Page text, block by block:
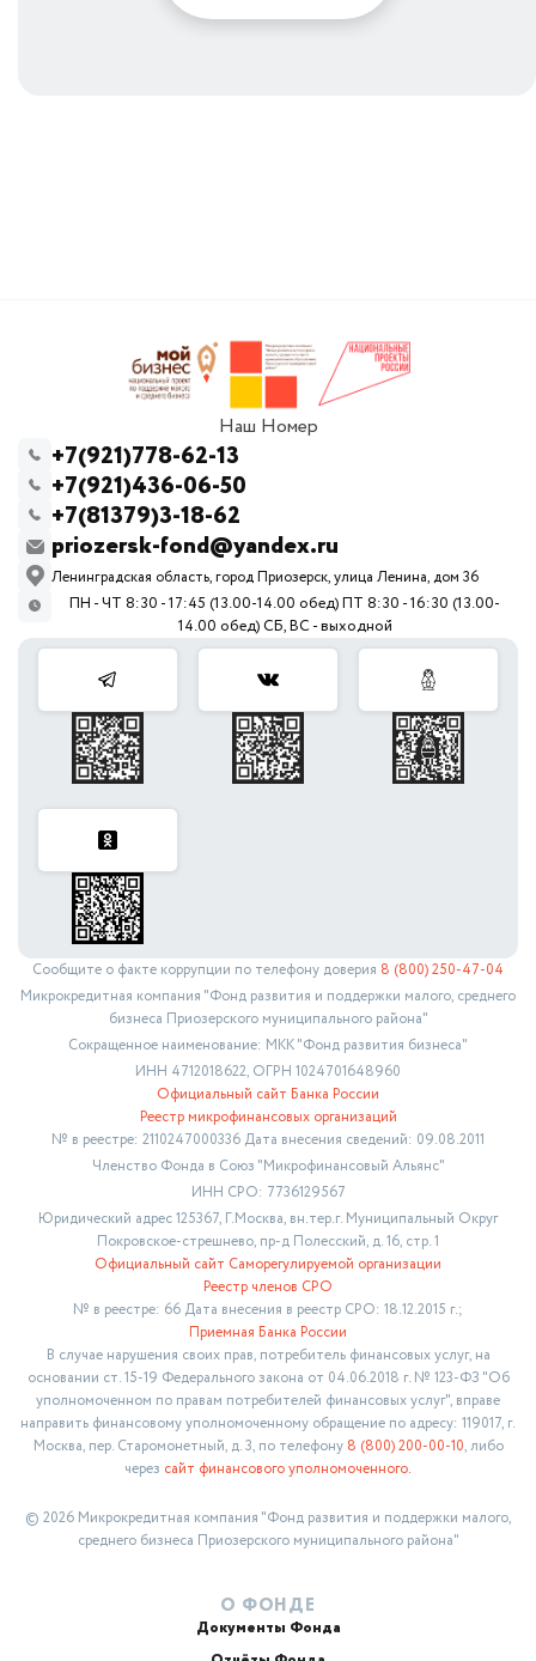
Наш Номер
+7(921)778-62-13
+7(921)436-06-50
+7(81379)3-18-62
priozersk-fond@yandex.ru
Ленинградская область, город Приозерск, улица Ленина, дом 36
ПН - ЧТ 8:30 - 17:45 (13.00-14.00 обед) ПТ 8:30 - 16:30 (13.00-
14.00 обед) СБ, ВС - выходной
Сообщите о факте коррупции по телефону доверия 8 (800) 250-47-04
Микрокредитная компания "Фонд развития и поддержки малого, среднего
бизнеса Приозерского муниципального района"
Сокращенное наименование: МКК "Фонд развития бизнеса"
ИНН 4712018622, ОГРН 1024701648960
Официальный сайт Банка России
Реестр микрофинансовых организаций
№ в реестре: 2110247000336 Дата внесения сведений: 09.08.2011
Членство Фонда в Союз "Микрофинансовый Альянс"
ИНН СРО: 7736129567
Юридический адрес 125367, Г.Москва, вн.тер.г. Муниципальный Округ
Покровское-стрешнево, пр-д Полесский, д. 16, стр. 1
Официальный сайт Саморегулируемой организации
Реестр членов СРО
№ в реестре: 66 Дата внесения в реестр СРО: 18.12.2015 г.;
Приемная Банка России
В случае нарушения своих прав, потребитель финансовых услуг, на
основании ст. 15-19 Федерального закона от 04.06.2018 г. № 123-ФЗ "Об
уполномоченном по правам потребителей финансовых услуг", вправе
направить финансовому уполномоченному обращение по адресу: 119017, г.
Москва, пер. Старомонетный, д. 3, по телефону 8 (800) 200-00-10, либо
через сайт финансового уполномоченного.
© 2026 Микрокредитная компания "Фонд развития и поддержки малого,
среднего бизнеса Приозерского муниципального района"
О ФОНДЕ
Документы Фонда